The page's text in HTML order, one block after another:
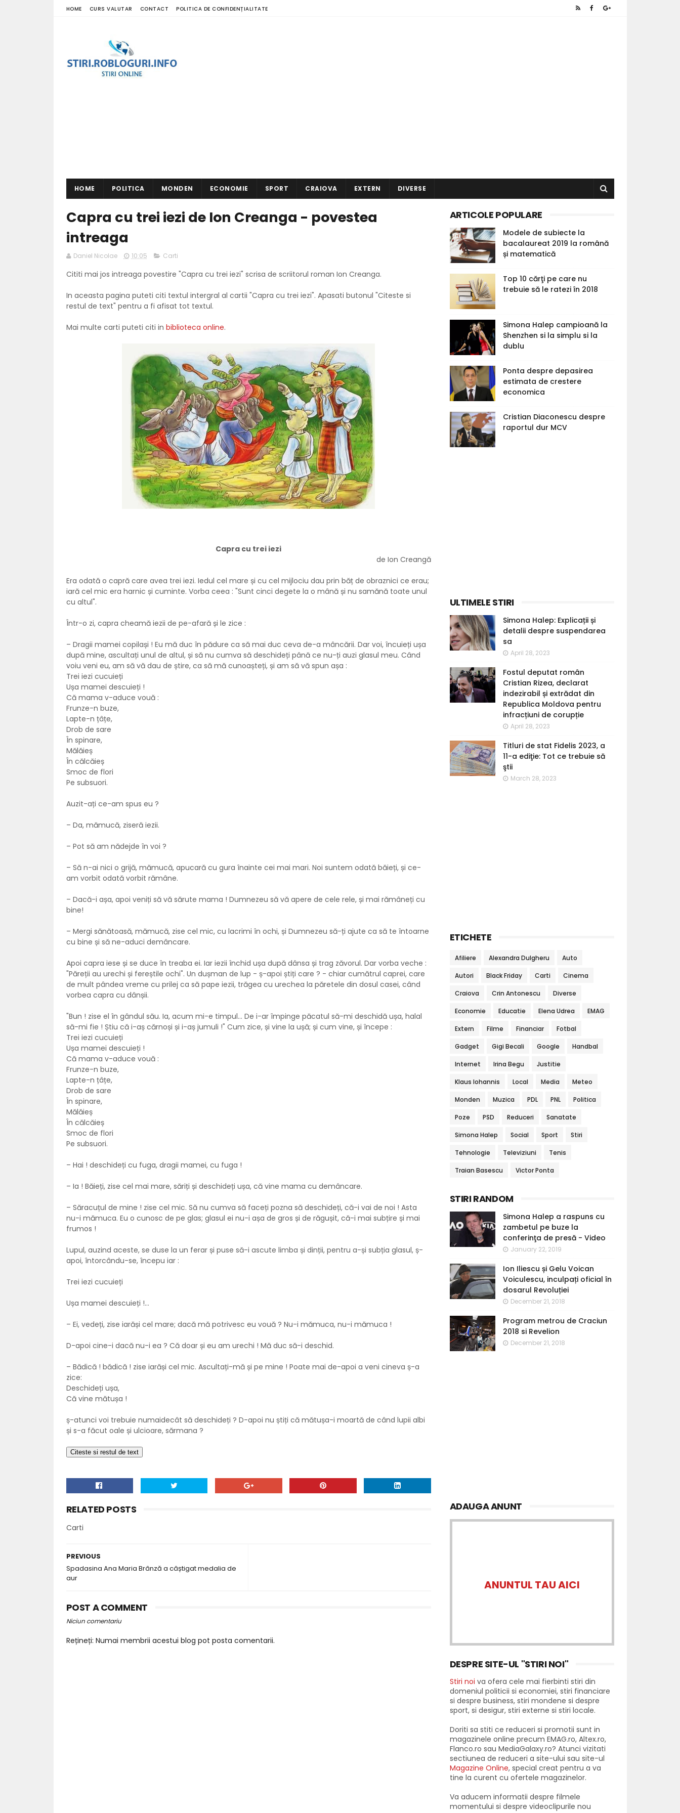
HOME CURS VALUTAR CONTACT POLITICA DE CONFIDENȚIALITATE
HOME POLITICA MONDEN ECONOMIE SPORT CRAIOVA EXTERN DIVERSE
Capra cu trei iezi de Ion Creanga - povestea
intreaga
Daniel Nicolae 10:05 Carti
Cititi mai jos intreaga povestire "Capra cu trei iezi" scrisa de scriitorul roman Ion Creanga.
In aceasta pagina puteti citi textul intergral al cartii "Capra cu trei iezi". Apasati butonul "Citeste si
restul de text" pentru a fi afisat tot textul.
Mai multe carti puteti citi in biblioteca online.
Capra cu trei iezi
de Ion Creangă
Era odată o capră care avea trei iezi. Iedul cel mare și cu cel mijlociu dau prin băț de obraznici ce erau;
iară cel mic era harnic și cuminte. Vorba ceea : "Sunt cinci degete la o mână și nu samănă toate unul
cu altul".
Într-o zi, capra cheamă iezii de pe-afară și le zice :
– Dragii mamei copilași ! Eu mă duc în pădure ca să mai duc ceva de-a mâncării. Dar voi, încuieți ușa
după mine, ascultați unul de altul, și să nu cumva să deschideți până ce nu-ți auzi glasul meu. Când
voiu veni eu, am să vă dau de știre, ca să mă cunoașteți, și am să vă spun așa :
Trei iezi cucuieți
Ușa mamei descuieți !
Că mama v-aduce vouă :
Frunze-n buze,
Lapte-n țâțe,
Drob de sare
În spinare,
Mălăieș
În călcăieș
Smoc de flori
Pe subsuori.
Auzit-ați ce-am spus eu ?
– Da, mămucă, ziseră iezii.
– Pot să am nădejde în voi ?
– Să n-ai nici o grijă, mămucă, apucară cu gura înainte cei mai mari. Noi suntem odată băieți, și ce-
am vorbit odată vorbit rămâne.
– Dacă-i așa, apoi veniți să vă sărute mama ! Dumnezeu să vă apere de cele rele, și mai rămâneți cu
bine!
– Mergi sănătoasă, mămucă, zise cel mic, cu lacrimi în ochi, și Dumnezeu să-ți ajute ca să te întoarne
cu bine și să ne-aduci demâncare.
Apoi capra iese și se duce în treaba ei. Iar iezii închid ușa după dânsa și trag zăvorul. Dar vorba veche :
"Păreții au urechi și fereștile ochi". Un dușman de lup - ș-apoi știți care ? - chiar cumătrul caprei, care
de mult pândea vreme cu prilej ca să pape iezii, trăgea cu urechea la păretele din dosul casei, când
vorbea capra cu dânșii.
"Bun ! zise el în gândul său. Ia, acum mi-e timpul... De i-ar împinge păcatul să-mi deschidă ușa, halal
să-mi fie ! Știu că i-aș cărnoși și i-aș jumuli !" Cum zice, și vine la ușă; și cum vine, și începe :
Trei iezi cucuieți
Ușa mamei descuieți !
Că mama v-aduce vouă :
Frunze-n buze,
Lapte-n țâțe,
Drob de sare
În spinare,
Mălăieș
În călcăieș
Smoc de flori
Pe subsuori.
– Hai ! deschideți cu fuga, dragii mamei, cu fuga !
– Ia ! Băieți, zise cel mai mare, săriți și deschideți ușa, că vine mama cu demâncare.
– Săracuțul de mine ! zise cel mic. Să nu cumva să faceți pozna să deschideți, că-i vai de noi ! Asta
nu-i mămuca. Eu o cunosc de pe glas; glasul ei nu-i așa de gros și de răgușit, că-i mai subțire și mai
frumos !
Lupul, auzind aceste, se duse la un ferar și puse să-i ascute limba și dinții, pentru a-și subția glasul, ș-
apoi, întorcându-se, începu iar :
Trei iezi cucuieți
Ușa mamei descuieți !...
– Ei, vedeți, zise iarăși cel mare; dacă mă potrivesc eu vouă ? Nu-i mămuca, nu-i mămuca !
D-apoi cine-i dacă nu-i ea ? Că doar și eu am urechi ! Mă duc să-i deschid.
– Bădică ! bădică ! zise iarăși cel mic. Ascultați-mă și pe mine ! Poate mai de-apoi a veni cineva ș-a
zice:
Deschideți ușa,
Că vine mătușa !
ș-atunci voi trebuie numaidecât să deschideți ? D-apoi nu știți că mătușa-i moartă de când lupii albi
și s-a făcut oale și ulcioare, sărmana ?
RELATED POSTS
Carti
PREVIOUS
Spadasina Ana Maria Brânză a câștigat medalia de
aur
POST A COMMENT
Niciun comentariu
Rețineți: Numai membrii acestui blog pot posta comentarii.
ARTICOLE POPULARE
Modele de subiecte la
bacalaureat 2019 la română
și matematică
Top 10 cărţi pe care nu
trebuie să le ratezi în 2018
Simona Halep campioană la
Shenzhen si la simplu si la
dublu
Ponta despre depasirea
estimata de crestere
economica
Cristian Diaconescu despre
raportul dur MCV
ULTIMELE STIRI
Simona Halep: Explicații și
detalii despre suspendarea
sa
April 28, 2023
Fostul deputat român
Cristian Rizea, declarat
indezirabil și extrădat din
Republica Moldova pentru
infracțiuni de corupție
April 28, 2023
Titluri de stat Fidelis 2023, a
11-a ediţie: Tot ce trebuie să
ştii
March 28, 2023
ETICHETE
Afiliere Alexandra Dulgheru Auto
Autori Black Friday Carti Cinema
Craiova Crin Antonescu Diverse
Economie Educatie Elena Udrea EMAG
Extern Filme Financiar Fotbal
Gadget Gigi Becali Google Handbal
Internet Irina Begu Justitie
Klaus Iohannis Local Media Meteo
Monden Muzica PDL PNL Politica
Poze PSD Reduceri Sanatate
Simona Halep Social Sport Stiri
Tehnologie Televiziuni Tenis
Traian Basescu Victor Ponta
STIRI RANDOM
Simona Halep a raspuns cu
zambetul pe buze la
conferinţa de presă - Video
January 22, 2019
Ion Iliescu și Gelu Voican
Voiculescu, inculpați oficial în
dosarul Revoluției
December 21, 2018
Program metrou de Craciun
2018 si Revelion
December 21, 2018
ADAUGA ANUNT
ANUNTUL TAU AICI
DESPRE SITE-UL "STIRI NOI"
Stiri noi va ofera cele mai fierbinti stiri din
domeniul politicii si economiei, stiri financiare
si despre business, stiri mondene si despre
sport, si desigur, stiri externe si stiri locale.
Doriti sa stiti ce reduceri si promotii sunt in
magazinele online precum EMAG.ro, Altex.ro,
Flanco.ro sau MediaGalaxy.ro? Atunci vizitati
sectiunea de reduceri a site-ului sau site-ul
Magazine Online, special creat pentru a va
tine la curent cu ofertele magazinelor.
Va aducem informatii despre filmele
momentului si despre videoclipurile nou